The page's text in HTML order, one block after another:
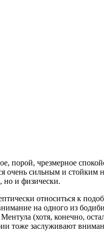
порой, чрезмерное
очень сильным и стойким
но и физически.
относиться к
на одного из
(хотя, конечно,
тоже заслуживают